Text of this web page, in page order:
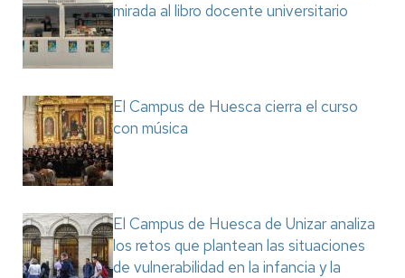
mirada al libro docente universitario
El Campus de Huesca cierra el curso
con música
El Campus de Huesca de Unizar analiza
los retos que plantean las situaciones
de vulnerabilidad en la infancia y la